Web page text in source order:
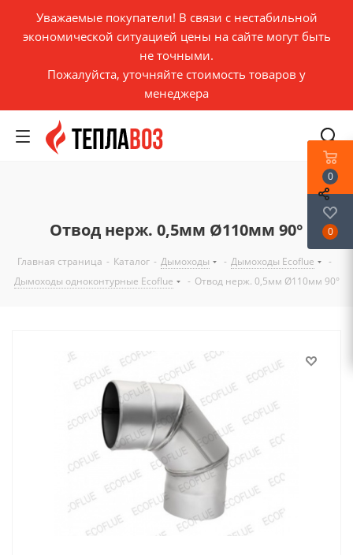
Уважаемые покупатели! В связи с нестабильной
экономической ситуацией цены на сайте могут быть
не точными.
Пожалуйста, уточняйте стоимость товаров у
менеджера
Отвод нерж. 0,5мм Ø110мм 90°
Главная страница - Каталог - Дымоходы - Дымоходы Ecoflue
-
Дымоходы одноконтурные Ecoflue
- Отвод нерж. 0,5мм Ø110мм 90°
0
0